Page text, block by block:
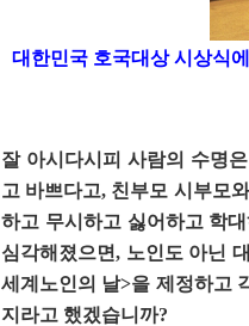
대한민국 호국대상 시상식
잘 아시다시피 사람의 수명
고 바쁘다고, 친부모 시부모
하고 무시하고 싫어하고 학
심각해졌으면, 노인도 아닌
세계노인의 날>을 제정하고
지라고 했겠습니까?